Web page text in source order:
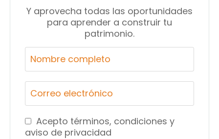
Y aprovecha todas las oportunidades
para aprender a construir tu
patrimonio.
Acepto términos, condiciones y
aviso de privacidad